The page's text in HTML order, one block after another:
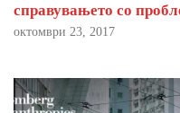
справувањето со
октомври 23, 2017